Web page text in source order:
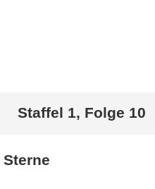
Staffel 1, Folge 10